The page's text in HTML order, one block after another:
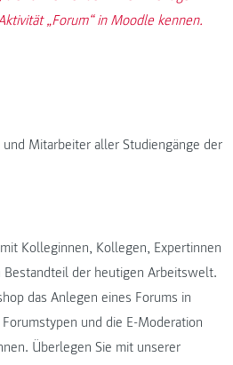
„Forum“ in Moodle kennen.
Mitarbeiter aller Studiengänge der
Kolleginnen, Kollegen, Expertinnen
der heutigen Arbeitswelt.
das Anlegen eines Forums in
und die E-Moderation
Überlegen Sie mit unserer